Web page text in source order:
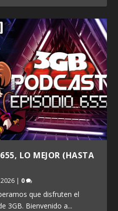
LO MEJOR (HASTA
2026 | 0
que disfruten el
3GB. Bienvenido a...